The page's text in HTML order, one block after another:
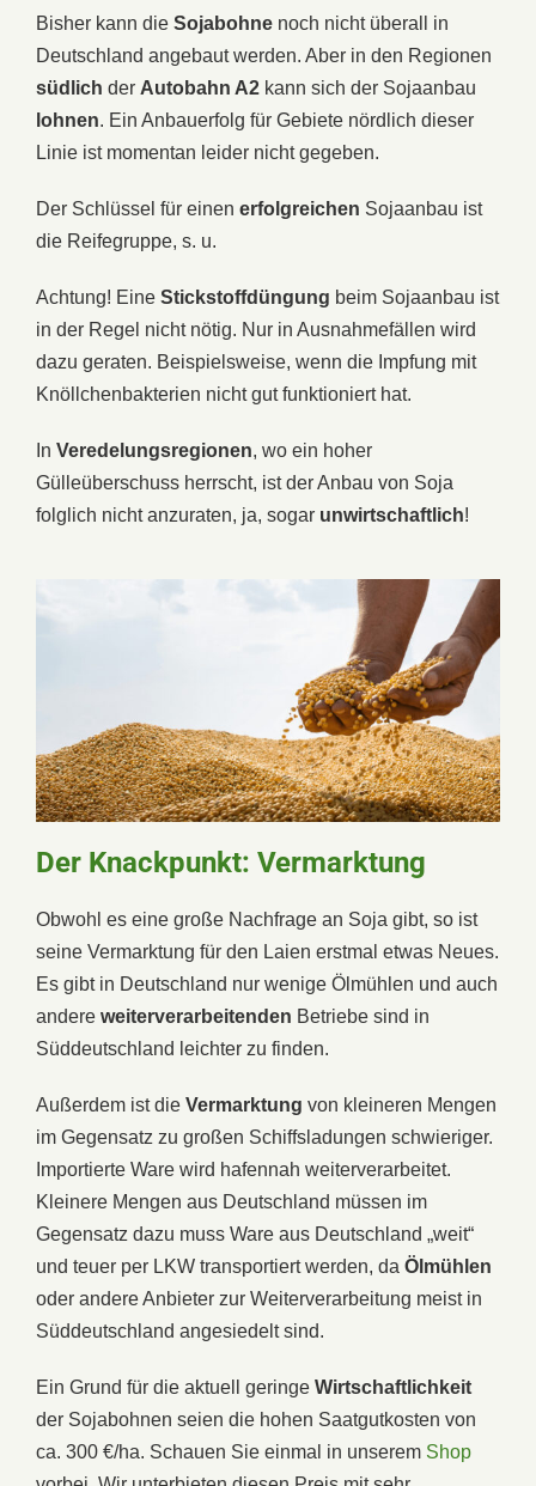
Bisher kann die Sojabohne noch nicht überall in
Deutschland angebaut werden. Aber in den Regionen
südlich der Autobahn A2 kann sich der Sojaanbau
lohnen. Ein Anbauerfolg für Gebiete nördlich dieser
Linie ist momentan leider nicht gegeben.
Der Schlüssel für einen erfolgreichen Sojaanbau ist
die Reifegruppe, s. u.
Achtung! Eine Stickstoffdüngung beim Sojaanbau ist
in der Regel nicht nötig. Nur in Ausnahmefällen wird
dazu geraten. Beispielsweise, wenn die Impfung mit
Knöllchenbakterien nicht gut funktioniert hat.
In Veredelungsregionen, wo ein hoher
Gülleüberschuss herrscht, ist der Anbau von Soja
folglich nicht anzuraten, ja, sogar unwirtschaftlich!
Der Knackpunkt: Vermarktung
Obwohl es eine große Nachfrage an Soja gibt, so ist
seine Vermarktung für den Laien erstmal etwas Neues.
Es gibt in Deutschland nur wenige Ölmühlen und auch
andere weiterverarbeitenden Betriebe sind in
Süddeutschland leichter zu finden.
Außerdem ist die Vermarktung von kleineren Mengen
im Gegensatz zu großen Schiffsladungen schwieriger.
Importierte Ware wird hafennah weiterverarbeitet.
Kleinere Mengen aus Deutschland müssen im
Gegensatz dazu muss Ware aus Deutschland „weit“
und teuer per LKW transportiert werden, da Ölmühlen
oder andere Anbieter zur Weiterverarbeitung meist in
Süddeutschland angesiedelt sind.
Ein Grund für die aktuell geringe Wirtschaftlichkeit
der Sojabohnen seien die hohen Saatgutkosten von
ca. 300 €/ha. Schauen Sie einmal in unserem Shop